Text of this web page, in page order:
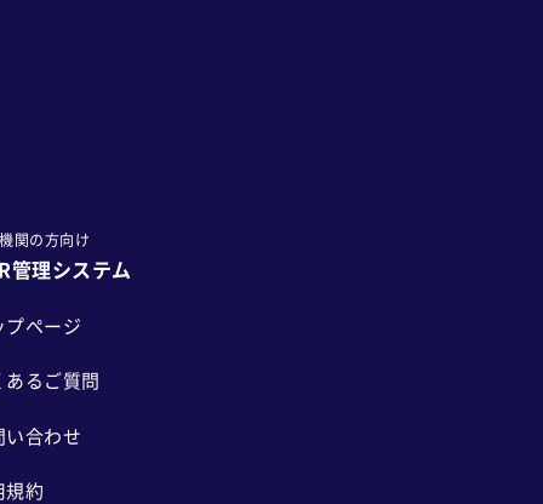
関の方向け
管理システム
プページ
あるご質問
い合わせ
規約